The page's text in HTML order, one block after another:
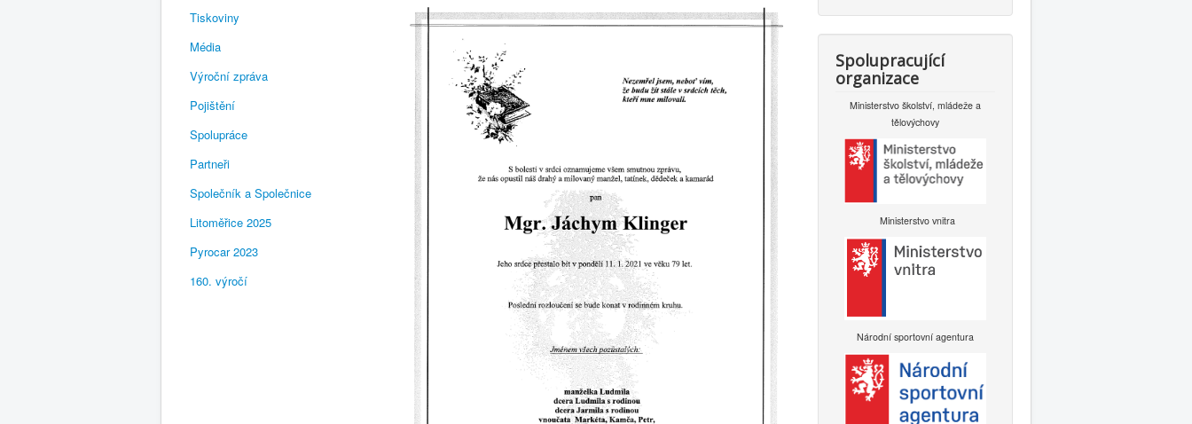
Tiskoviny
Média
Výroční zpráva
Pojištění
Spolupráce
Partneři
Společník a Společnice
Litoměřice 2025
Pyrocar 2023
160. výročí
Spolupracující
organizace
Ministerstvo školství, mládeže a
tělovýchovy
Ministerstvo vnitra
Národní sportovní agentura